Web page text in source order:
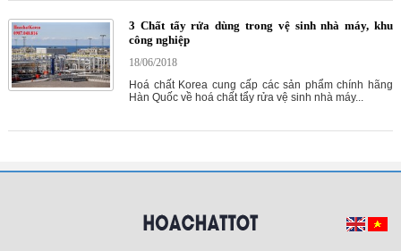
3 Chất tẩy rửa dùng trong vệ sinh nhà máy, khu
công nghiệp
18/06/2018
Hoá chất Korea cung cấp các sản phẩm chính hãng
Hàn Quốc về hoá chất tẩy rửa vệ sinh nhà máy...